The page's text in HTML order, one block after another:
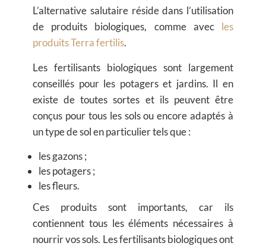
L’alternative salutaire réside dans l’utilisation
de produits biologiques, comme avec les
produits Terra fertilis.
Les fertilisants biologiques sont largement
conseillés pour les potagers et jardins. Il en
existe de toutes sortes et ils peuvent être
conçus pour tous les sols ou encore adaptés à
un type de sol en particulier tels que :
les gazons ;
les potagers ;
les fleurs.
Ces produits sont importants, car ils
contiennent tous les éléments nécessaires à
nourrir vos sols. Les fertilisants biologiques ont